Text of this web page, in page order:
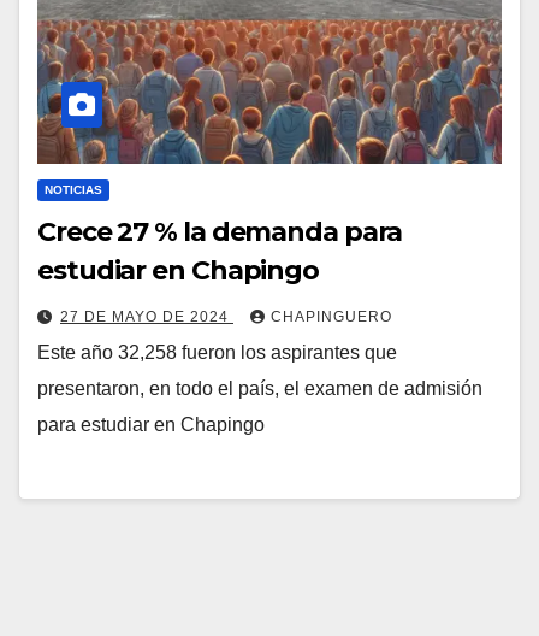
NOTICIAS
Crece 27 % la demanda para
estudiar en Chapingo
27 DE MAYO DE 2024 CHAPINGUERO
Este año 32,258 fueron los aspirantes que
presentaron, en todo el país, el examen de admisión
para estudiar en Chapingo